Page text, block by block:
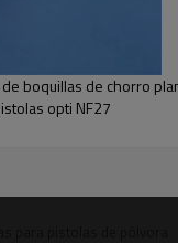
boquillas de chorro
opti NF27